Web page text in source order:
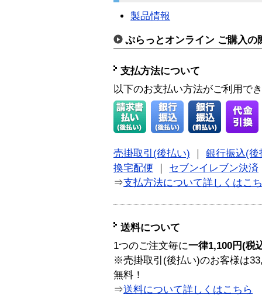
製品情報
ぷらっとオンライン ご購入の
支払方法について
以下のお支払い方法がご利用で
売掛取引(後払い)
銀行振込(後
換宅配便
セブンイレブン決済
⇒支払方法について詳しくはこ
送料について
1つのご注文毎に一律1,100円(税
※売掛取引(後払い)のお客様は
無料！
⇒送料について詳しくはこちら